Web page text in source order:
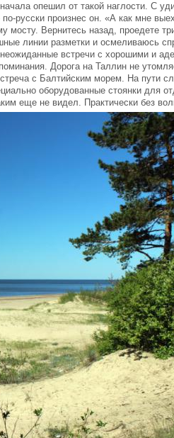
опешил от такой наглости. С
русски произнес он. «А как мне
мосту. Вернитесь назад, проедете
линии разметки и осмеливаюсь
встречи с хорошими и
Дорога на Таллин не
с Балтийским морем. На пути
оборудованные стоянки для
еще не видел. Практически без